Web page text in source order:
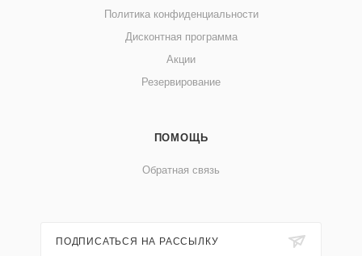
Политика конфиденциальности
Дисконтная программа
Акции
Резервирование
ПОМОЩЬ
Обратная связь
ПОДПИСАТЬСЯ НА РАССЫЛКУ